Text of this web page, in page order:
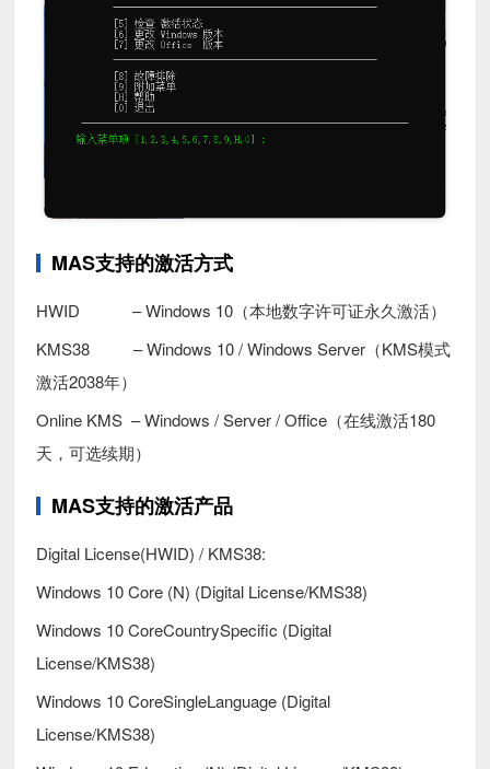
MAS支持的激活方式
HWID – Windows 10（本地数字许可证永久激活）
KMS38 – Windows 10 / Windows Server（KMS模式
激活2038年）
Online KMS – Windows / Server / Office（在线激活180
天，可选续期）
MAS支持的激活产品
Digital License(HWID) / KMS38:
Windows 10 Core (N) (Digital License/KMS38)
Windows 10 CoreCountrySpecific (Digital
License/KMS38)
Windows 10 CoreSingleLanguage (Digital
License/KMS38)